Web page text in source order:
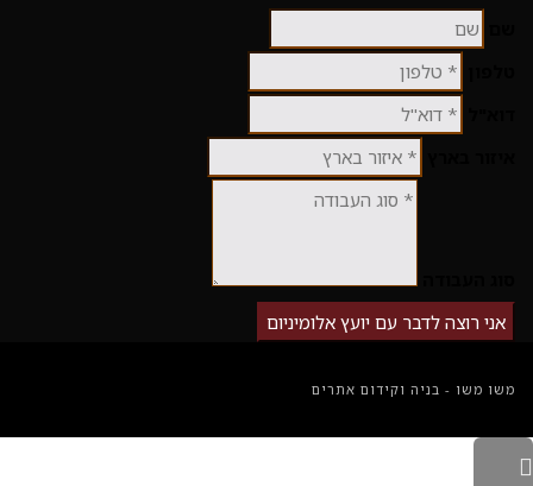
אני רוצה לדבר עם יועץ אלומיניום
משו משו - בניה וקידום אתרים